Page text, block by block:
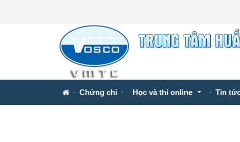
Chứng chỉ Học và thi online Tin